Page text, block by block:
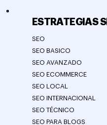
ESTRATEGIAS
SEO
SEO BASICO
SEO AVANZADO
SEO ECOMMERCE
SEO LOCAL
SEO INTERNACIONAL
SEO TÉCNICO
SEO PARA BLOGS